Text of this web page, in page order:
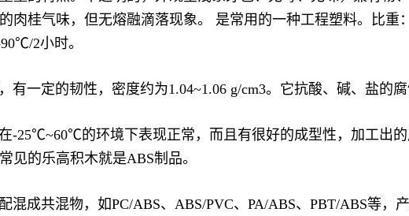
肉桂气味，但无熔融滴落现象。 是常用的一种工程塑料。比重
2小时。
有一定的韧性，密度约为1.04~1.06 g/cm3。它抗酸、碱、盐的
的环境下表现正常，而且有很好的成型性，加工出的
见的乐高积木就是ABS制品。
混成共混物，如PC/ABS、ABS/PVC、PA/ABS、PBT/ABS等